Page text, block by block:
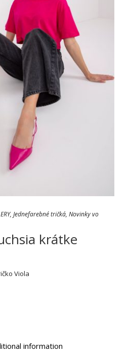
, Jednefarebné tričká, Novinky vo
krátke
Viola
information